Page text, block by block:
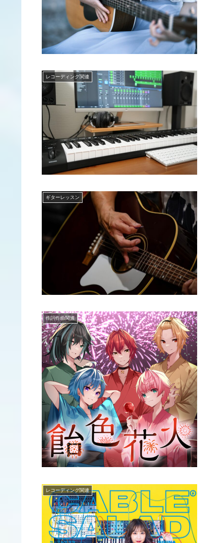
レコーディング関連
ギターレッスン
作詞作曲関連
レコーディング関連